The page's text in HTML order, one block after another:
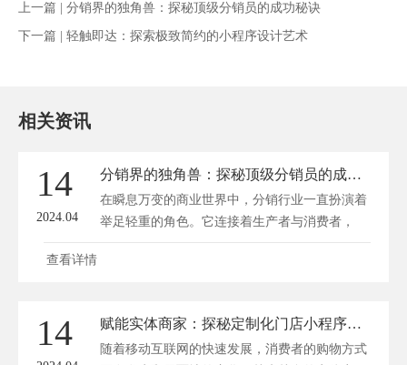
上一篇 | 分销界的独角兽：探秘顶级分销员的成功秘诀
下一篇 | 轻触即达：探索极致简约的小程序设计艺术
相关资讯
14
2024.04
分销界的独角兽：探秘顶级分销员的成功秘诀
在瞬息万变的商业世界中，分销行业一直扮演着
举足轻重的角色。它连接着生产者与消费者，
是...
查看详情
14 赋能实体商家：探秘定制化门店小程序的革新之路
随着移动互联网的快速发展，消费者的购物方式